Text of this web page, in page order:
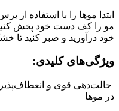
را با استفاده از برس
دست خود پخش کنید و با دست
و صبر کنید تا خشک گردد
کلیدی:
قوی و انعطاف‌پذیر:بدون